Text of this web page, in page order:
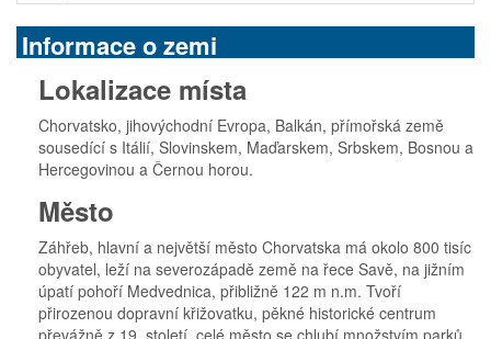
Informace o zemi
Lokalizace místa
Chorvatsko, jihovýchodní Evropa, Balkán, přímořská země
sousedící s Itálií, Slovinskem, Maďarskem, Srbskem, Bosnou a
Hercegovinou a Černou horou.
Město
Záhřeb, hlavní a největší město Chorvatska má okolo 800 tisíc
obyvatel, leží na severozápadě země na řece Savě, na jižním
úpatí pohoří Medvednica, přibližně 122 m n.m. Tvoří
přirozenou dopravní křižovatku, pěkné historické centrum